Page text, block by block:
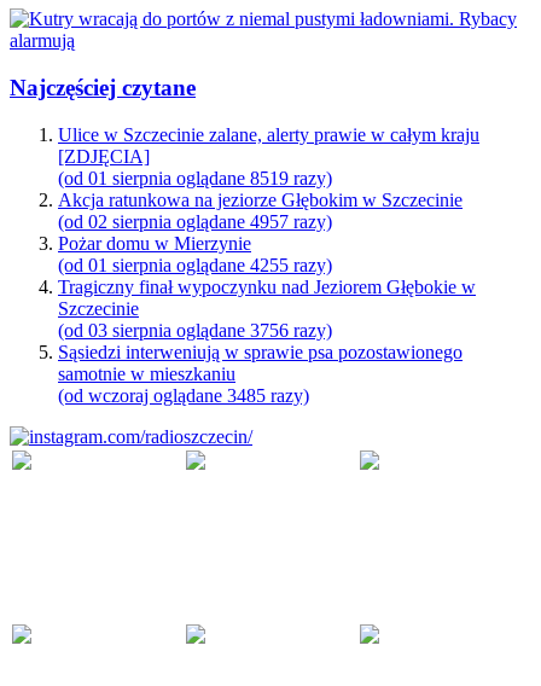
Najczęściej czytane
Ulice w Szczecinie zalane, alerty prawie w całym kraju
[ZDJĘCIA]
(od 01 sierpnia oglądane 8519 razy)
Akcja ratunkowa na jeziorze Głębokim w Szczecinie
(od 02 sierpnia oglądane 4957 razy)
Pożar domu w Mierzynie
(od 01 sierpnia oglądane 4255 razy)
Tragiczny finał wypoczynku nad Jeziorem Głębokie w
Szczecinie
(od 03 sierpnia oglądane 3756 razy)
Sąsiedzi interweniują w sprawie psa pozostawionego
samotnie w mieszkaniu
(od wczoraj oglądane 3485 razy)